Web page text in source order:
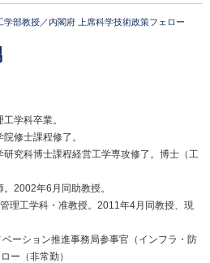
学部教授／内閣府 上席科学技術政策フェロー
学科卒業。
修士課程修了。
究科博士課程経営工学専攻修了。博士（工
2002年6月同助教授。
理工学科・准教授。2011年4月同教授、現
ーション推進事務局参事官（インフラ・防
ー（非常勤）